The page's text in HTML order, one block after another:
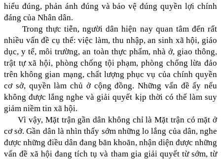
hiểu đúng, phản ánh đúng và bảo vệ đúng quyền lợi chính
đáng của Nhân dân.
Trong thực tiễn, người dân hiện nay quan tâm đến rất
nhiều vấn đề cụ thể: việc làm, thu nhập, an sinh xã hội, giáo
dục, y tế, môi trường, an toàn thực phẩm, nhà ở, giao thông,
trật tự xã hội, phòng chống tội phạm, phòng chống lừa đảo
trên không gian mạng, chất lượng phục vụ của chính quyền
cơ sở, quyền làm chủ ở cộng đồng. Những vấn đề ấy nếu
không được lắng nghe và giải quyết kịp thời có thể làm suy
giảm niềm tin xã hội.
Vì vậy, Mặt trận gần dân không chỉ là Mặt trận có mặt ở
cơ sở. Gần dân là nhìn thấy sớm những lo lắng của dân, nghe
được những điều dân đang băn khoăn, nhận diện được những
vấn đề xã hội đang tích tụ và tham gia giải quyết từ sớm, từ